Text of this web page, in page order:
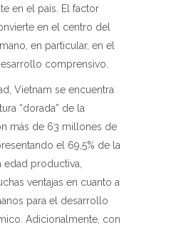
en el país. El factor
en el centro del
en particular, en el
comprensivo.
Vietnam se encuentra
“dorada” de la
más de 63 millones de
el 69,5% de la
productiva,
ventajas en cuanto a
para el desarrollo
Adicionalmente, con